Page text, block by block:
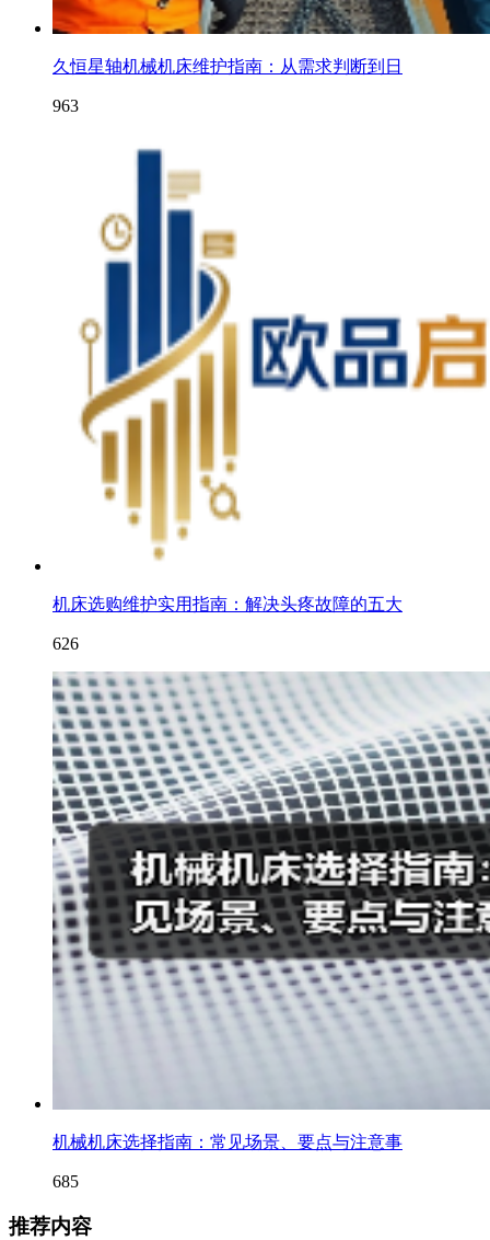
久恒星轴机械机床维护指南：从需求判断到日
963
机床选购维护实用指南：解决头疼故障的五大
626
机械机床选择指南：常见场景、要点与注意事
685
推荐内容